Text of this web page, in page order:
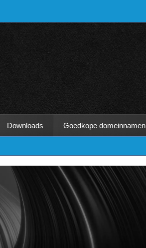
Downloads Goedkope domeinnamen